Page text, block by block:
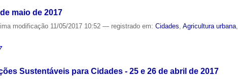
maio de 2017
modificação 11/05/2017 10:52— registrado em:Cidades,Agricultura urbana,
Sustentáveis para Cidades - 25 e 26 de abril de 2017